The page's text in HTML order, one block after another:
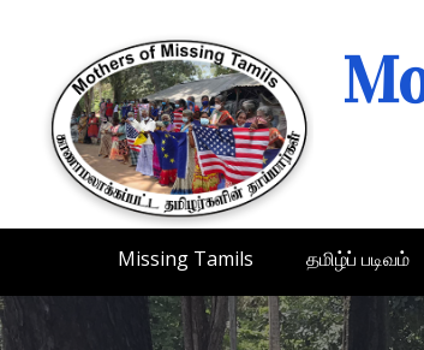
Missing Tamils தமிழ்ப் படிவம்